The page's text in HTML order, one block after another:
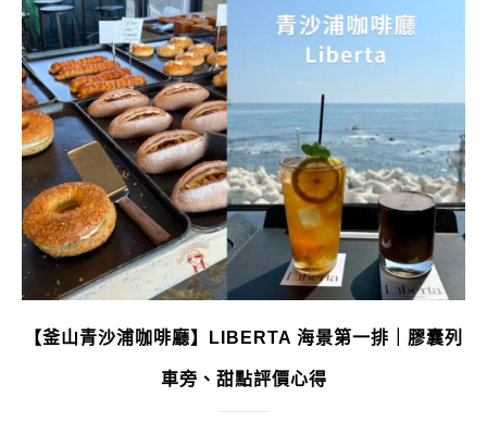
【釜山青沙浦咖啡廳】LIBERTA 海景第一排｜膠囊列
車旁、甜點評價心得